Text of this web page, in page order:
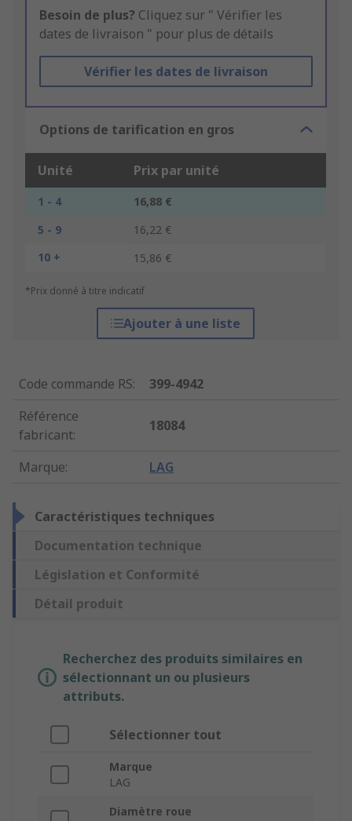
Besoin de plus? Cliquez sur " Vérifier les
dates de livraison " pour plus de détails
Vérifier les dates de livraison
Options de tarification en gros
Unité Prix par unité
1 - 4
16,88 €
5 - 9
16,22 €
10 +
15,86 €
*Prix donné à titre indicatif
Ajouter à une liste
Code commande RS:
399-4942
Référence
fabricant:
18084
Marque: LAG
Caractéristiques techniques
Documentation technique
Législation et Conformité
Détail produit
Recherchez des produits similaires en
sélectionnant un ou plusieurs
attributs.
Sélectionner tout
Marque
LAG
Diamètre roue